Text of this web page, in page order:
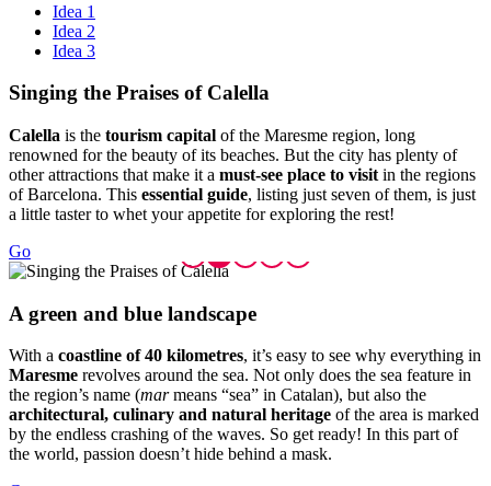
Idea 1
Idea 2
Idea 3
Singing the Praises of Calella
Calella is the tourism capital of the Maresme region, long
renowned for the beauty of its beaches. But the city has plenty of
other attractions that make it a must-see place to visit in the regions
of Barcelona. This essential guide, listing just seven of them, is just
a little taster to whet your appetite for exploring the rest!
Go
A green and blue landscape
With a coastline of 40 kilometres, it’s easy to see why everything in
Maresme revolves around the sea. Not only does the sea feature in
the region’s name (marmeans “sea” in Catalan), but also the
architectural, culinary and natural heritage of the area is marked
by the endless crashing of the waves. So get ready! In this part of
the world, passion doesn’t hide behind a mask.